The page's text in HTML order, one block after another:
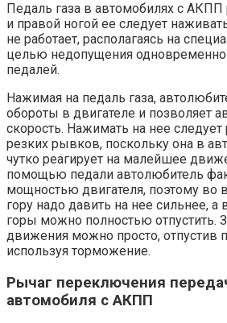
Педаль газа в автомобилях с АКПП
и правой ногой ее следует
не работает, располагаясь на
целью недопущения
педалей.
Нажимая на педаль газа,
обороты в двигателе и позволяет
скорость. Нажимать на нее
резких рывков, поскольку она в
чутко реагирует на малейшее
помощью педали автолюбитель
мощностью двигателя, поэтому во
гору надо давить на нее сильнее, а
горы можно полностью отпустить.
движения можно просто, отпустив
используя торможение.
Рычаг переключения
автомобиля с АКПП